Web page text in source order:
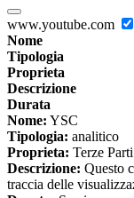
www.youtube.com
Nome
Tipologia
Proprieta
Descrizione
Durata
Nome: YSC
Tipologia: analitico
Proprieta: Terze Parti
Descrizione: Questo
traccia delle